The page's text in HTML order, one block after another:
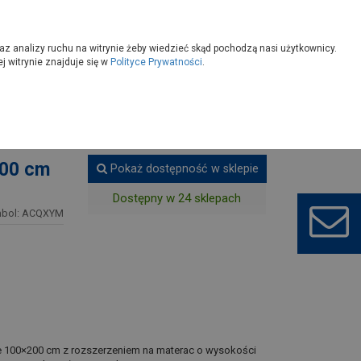
cm
ACQXYM
Pokaż dostępność w sklepie
Dostępny w 24 sklepach
cm z rozszerzeniem na materac o wysokości
analizy ruchu na witrynie żeby wiedzieć skąd pochodzą nasi użytkownicy.
witrynie znajduje się w Polityce Prywatności.